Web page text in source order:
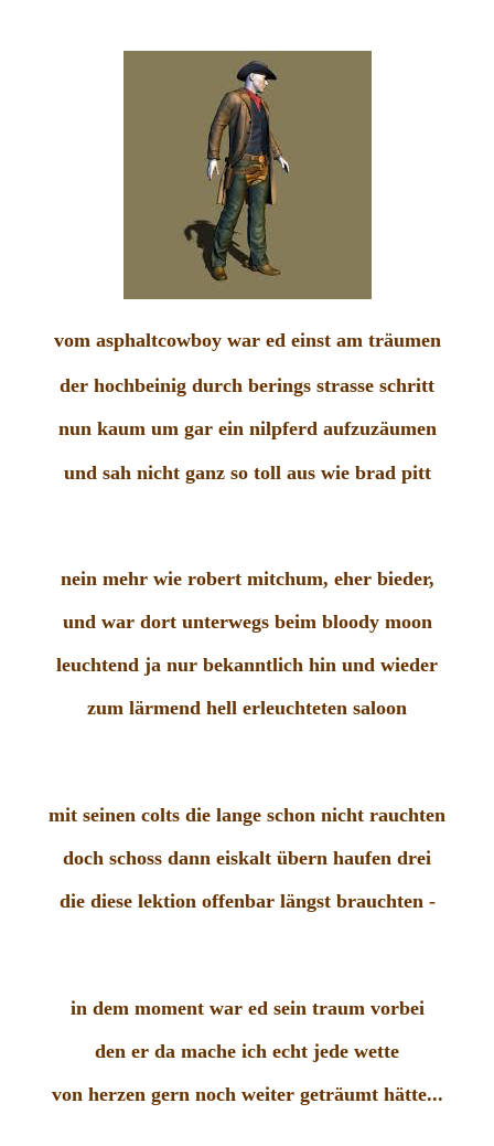
vom asphaltcowboy war ed einst am träumen
der hochbeinig durch berings strasse schritt
nun kaum um gar ein nilpferd aufzuzäumen
und sah nicht ganz so toll aus wie brad pitt
nein mehr wie robert mitchum, eher bieder,
und war dort unterwegs beim bloody moon
leuchtend ja nur bekanntlich hin und wieder
zum lärmend hell erleuchteten saloon
mit seinen colts die lange schon nicht rauchten
doch schoss dann eiskalt übern haufen drei
die diese lektion offenbar längst brauchten -
in dem moment war ed sein traum vorbei
den er da mache ich echt jede wette
von herzen gern noch weiter geträumt hätte...